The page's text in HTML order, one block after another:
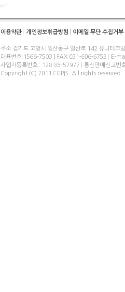
이용약관 개인정보취급방침 이메일 무단 수집거부
주소:경기도 고양시 일산동구 일산로 142 유니테크
대표번호:1566-7503 | FAX:031-696-6753 | E-
사업자등록번호 : 128-85-57977 | 통신판매신고번
Copyright (C) 2011 EGPIS. All rights reserved.